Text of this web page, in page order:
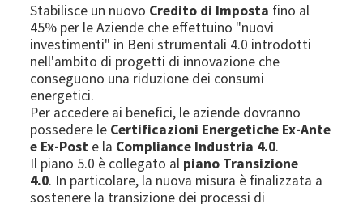
Stabilisce un nuovo Credito di Imposta fino al
45% per le Aziende che effettuino "nuovi
investimenti" in Beni strumentali 4.0 introdotti
nell'ambito di progetti di innovazione che
conseguono una riduzione dei consumi
energetici.
Per accedere ai benefici, le aziende dovranno
possedere le Certificazioni Energetiche Ex-Ante
e Ex-Post e la Compliance Industria 4.0.
Il piano 5.0 è collegato al piano Transizione
4.0. In particolare, la nuova misura è finalizzata a
sostenere la transizione dei processi di